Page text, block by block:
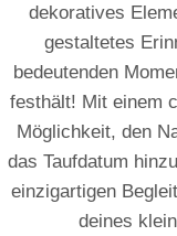
dekoratives
gestaltetes
bedeutenden
festhält! Mit einem
Möglichkeit, den
das Taufdatum
einzigartigen
deines